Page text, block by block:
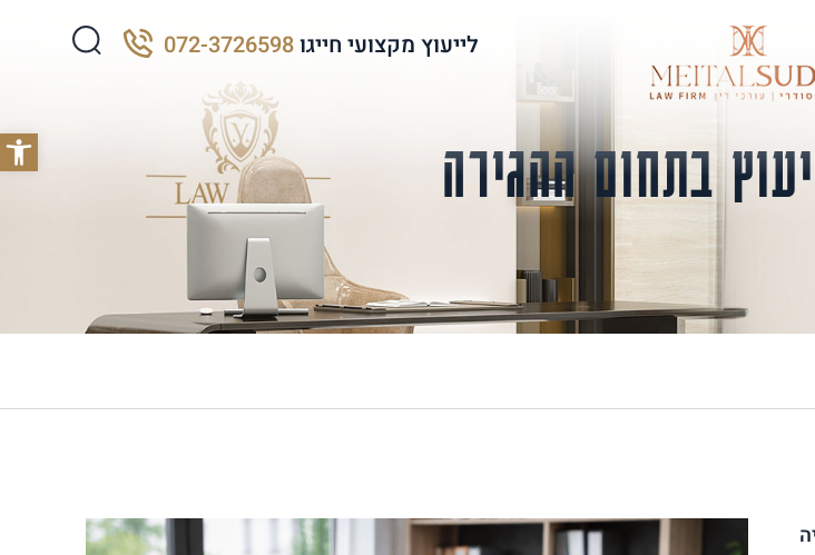
פתח
לייעוץ מקצועי חייגו072-3726598
בתחום ההגירה